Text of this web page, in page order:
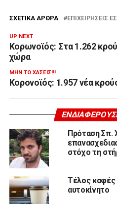
ΣΧΕΤΙΚΆ ΆΡΘΡΑ ΕΠΙΧΕΙΡΉΣΕΙΣ
UP NEXT
Κορωνοϊός: Στα 1.262
χώρα
ΜΗΝ ΤΟ ΧΆΣΕΙΣ!!!
Κορονοϊός: 1.957 νέα
Πρόταση Σπ.
στόχο τη
Τέλος καφές
αυτοκίνητο